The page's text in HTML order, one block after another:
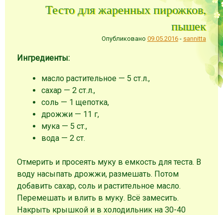
Тесто для жаренных пирожков,
пышек
Опубликовано 09.05.2016- sannitta
Ингредиенты:
масло растительное — 5 ст.л.,
сахар — 2 ст.л.,
соль — 1 щепотка,
дрожжи — 11 г,
мука — 5 ст.,
вода — 2 ст.
Отмерить и просеять муку в емкость для теста. В
воду насыпать дрожжи, размешать. Потом
добавить сахар, соль и растительное масло.
Перемешать и влить в муку. Всё замесить.
Накрыть крышкой и в холодильник на 30-40